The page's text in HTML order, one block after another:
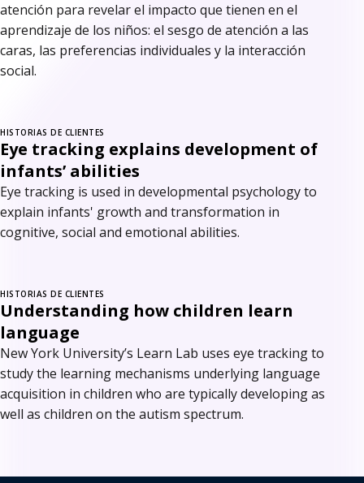
atención para revelar el impacto que tienen en el
aprendizaje de los niños: el sesgo de atención a las
caras, las preferencias individuales y la interacción
social.
HISTORIAS DE CLIENTES
Eye tracking explains development of
infants’ abilities
Eye tracking is used in developmental psychology to
explain infants' growth and transformation in
cognitive, social and emotional abilities.
HISTORIAS DE CLIENTES
Understanding how children learn
language
New York University’s Learn Lab uses eye tracking to
study the learning mechanisms underlying language
acquisition in children who are typically developing as
well as children on the autism spectrum.